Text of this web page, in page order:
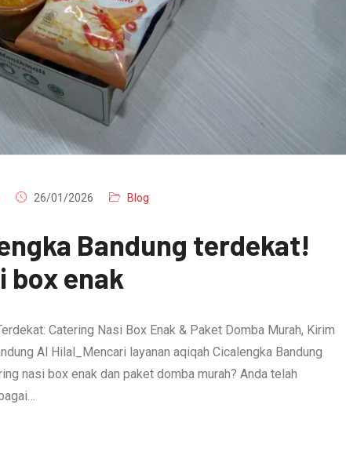
26/01/2026 Blog
Bandung terdekat!
box enak
Catering Nasi Box Enak & Paket Domba Murah, Kirim
Al Hilal_Mencari layanan aqiqah Cicalengka Bandung
nasi box enak dan paket domba murah? Anda telah